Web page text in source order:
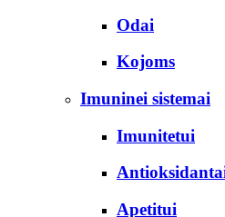
Odai
Kojoms
Imuninei sistemai
Imunitetui
Apetitui